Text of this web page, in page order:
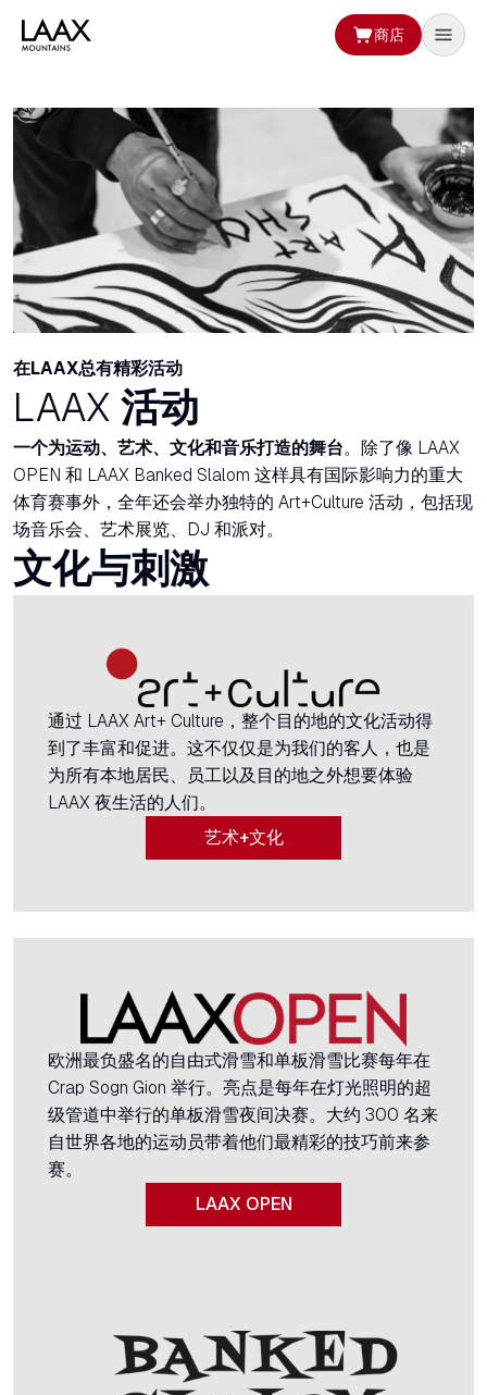
商店
在LAAX总有精彩活动
LAAX 活动
一个为运动、艺术、文化和音乐打造的舞台。除了像 LAAX
OPEN 和 LAAX Banked Slalom 这样具有国际影响力的重大
体育赛事外，全年还会举办独特的 Art+Culture 活动，包括现
场音乐会、艺术展览、DJ 和派对。
文化与刺激
通过 LAAX Art+ Culture，整个目的地的文化活动得
到了丰富和促进。这不仅仅是为我们的客人，也是
为所有本地居民、员工以及目的地之外想要体验
LAAX 夜生活的人们。
艺术+文化
欧洲最负盛名的自由式滑雪和单板滑雪比赛每年在
Crap Sogn Gion 举行。亮点是每年在灯光照明的超
级管道中举行的单板滑雪夜间决赛。大约 300 名来
自世界各地的运动员带着他们最精彩的技巧前来参
赛。
LAAX OPEN